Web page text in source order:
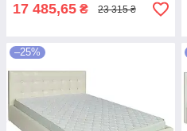
17 485,65 ₴ 23 315 ₴
–25%